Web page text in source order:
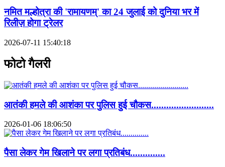
नमित मल्होत्रा की 'रामायणम्' का 24 जुलाई को दुनिया भर में
रिलीज़ होगा ट्रेलर
2026-07-11 15:40:18
फोटो गैलरी
आतंकी हमले की आशंका पर पुलिस हुई चौकस.........................
2026-01-06 18:06:50
पैसा लेकर गेम खिलाने पर लगा प्रतिबंध..............